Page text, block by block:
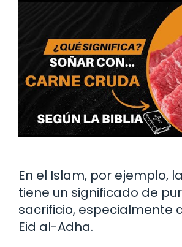
En el Islam, por ejemplo,
tiene un significado de
sacrificio, especialmente
Eid al-Adha.